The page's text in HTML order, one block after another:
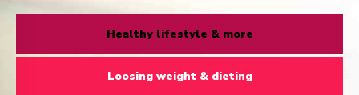
Healthy lifestyle & more
Loosing weight & dieting